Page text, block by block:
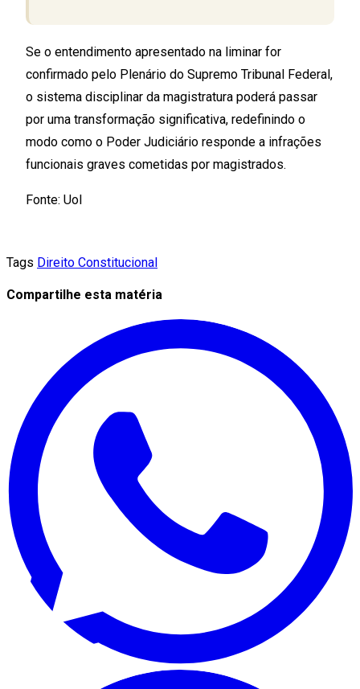
Se o entendimento apresentado na liminar for
confirmado pelo Plenário do Supremo Tribunal Federal,
o sistema disciplinar da magistratura poderá passar
por uma transformação significativa, redefinindo o
modo como o Poder Judiciário responde a infrações
funcionais graves cometidas por magistrados.
Fonte: Uol
Tags Direito Constitucional
Compartilhe esta matéria